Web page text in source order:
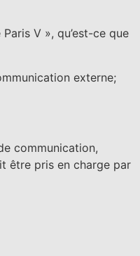
V », qu’est-ce que
externe;
communication,
être pris en charge par